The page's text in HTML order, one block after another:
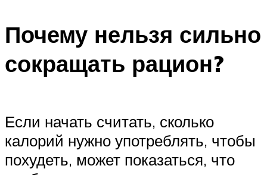
ОЧИСТКА БАССЕЙНОВ
МЕНЮ
Почему нельзя сильно
сокращать рацион?
Если начать считать, сколько
калорий нужно употреблять, чтобы
похудеть, может показаться, что